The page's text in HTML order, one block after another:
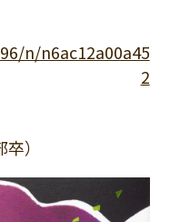
n/n6ac12a00a45
2
）